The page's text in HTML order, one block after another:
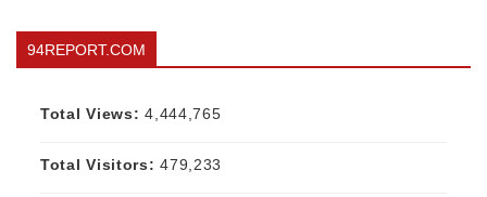
94REPORT.COM
Total Views:4,444,765
Total Visitors:479,233